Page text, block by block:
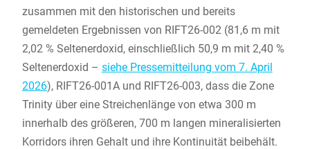
zusammen mit den historischen und bereits
gemeldeten Ergebnissen von RIFT26-002 (81,6 m mit
2,02 % Seltenerdoxid, einschließlich 50,9 m mit 2,40 %
Seltenerdoxid – siehe Pressemitteilung vom 7. April
2026), RIFT26-001A und RIFT26-003, dass die Zone
Trinity über eine Streichenlänge von etwa 300 m
innerhalb des größeren, 700 m langen mineralisierten
Korridors ihren Gehalt und ihre Kontinuität beibehält.